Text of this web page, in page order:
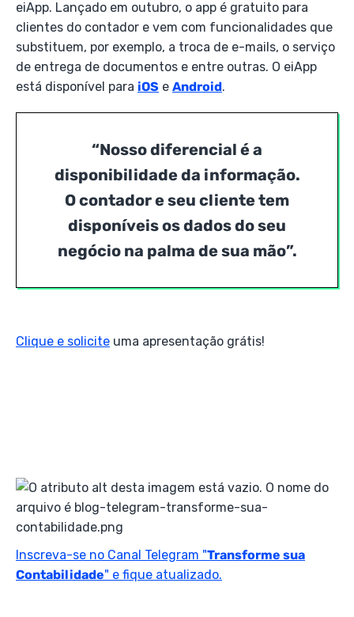
eiApp. Lançado em outubro, o app é gratuito para
clientes do contador e vem com funcionalidades que
substituem, por exemplo, a troca de e-mails, o serviço
de entrega de documentos e entre outras. O eiApp
está disponível para iOS e Android.
“Nosso diferencial é a
disponibilidade da informação.
O contador e seu cliente tem
disponíveis os dados do seu
negócio na palma de sua mão”.
Clique e solicite uma apresentação grátis!
Inscreva-se no Canal Telegram "Transforme sua
Contabilidade" e fique atualizado.